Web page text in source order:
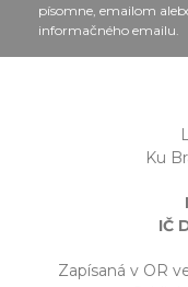
písomne, emailom
informačného emailu.
Ku
IČ
Zapísaná v OR